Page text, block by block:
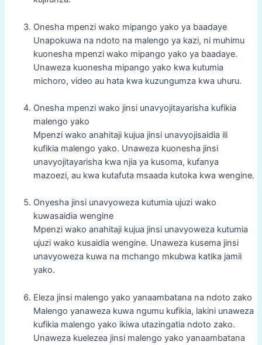
Onesha mpenzi wako mipango yako ya baadaye
Unapokuwa na ndoto na malengo ya kazi, ni muhimu
kuonesha mpenzi wako mipango yako ya baadaye.
Unaweza kuonesha mipango yako kwa kutumia
michoro, video au hata kwa kuzungumza kwa uhuru.
Onesha mpenzi wako jinsi unavyojitayarisha kufikia
malengo yako
Mpenzi wako anahitaji kujua jinsi unavyojisaidia ili
kufikia malengo yako. Unaweza kuonesha jinsi
unavyojitayarisha kwa njia ya kusoma, kufanya
mazoezi, au kwa kutafuta msaada kutoka kwa wengine.
Onyesha jinsi unavyoweza kutumia ujuzi wako
kuwasaidia wengine
Mpenzi wako anahitaji kujua jinsi unavyoweza kutumia
ujuzi wako kusaidia wengine. Unaweza kusema jinsi
unavyoweza kuwa na mchango mkubwa katika jamii
yako.
Eleza jinsi malengo yako yanaambatana na ndoto zako
Malengo yanaweza kuwa ngumu kufikia, lakini unaweza
kufikia malengo yako ikiwa utazingatia ndoto zako.
Unaweza kuelezea jinsi malengo yako yanaambatana